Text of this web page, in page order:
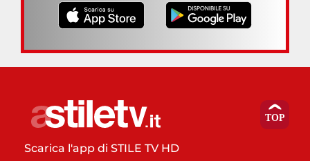
Scarica l'app di STILE TV HD